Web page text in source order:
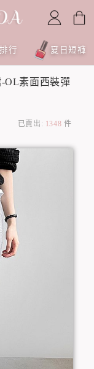
行 夏日短褲
-OL素面西裝彈
已賣出: 1348 件